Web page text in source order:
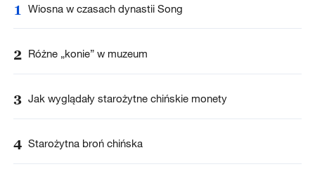
1 Wiosna w czasach dynastii Song
2 Różne „konie” w muzeum
3 Jak wyglądały starożytne chińskie monety
4 Starożytna broń chińska